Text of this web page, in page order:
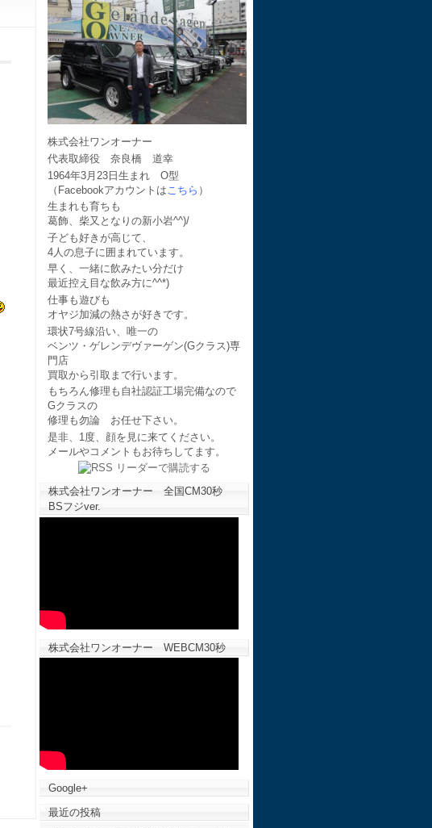
株式会社ワンオーナー
代表取締役 奈良橋 道幸
1964年3月23日生まれ O型
（Facebookアカウントは こちら ）
生まれも育ちも
葛飾、柴又となりの新小岩^^)/
子ども好きが高じて、
4人の息子に囲まれています。
早く、一緒に飲みたい分だけ
最近控え目な飲み方に^^*)
仕事も遊びも
オヤジ加減の熱さが好きです。
環状7号線沿い、唯一の
ベンツ・ゲレンデヴァーゲン(Gクラス)専
門店
買取から引取まで行います。
もちろん修理も自社認証工場完備なので
Gクラスの
修理も勿論 お任せ下さい。
是非、1度、顔を見に来てください。
メールやコメントもお待ちしてます。
株式会社ワンオーナー 全国CM30秒
BSフジver.
株式会社ワンオーナー WEBCM30秒
Google+
最近の投稿